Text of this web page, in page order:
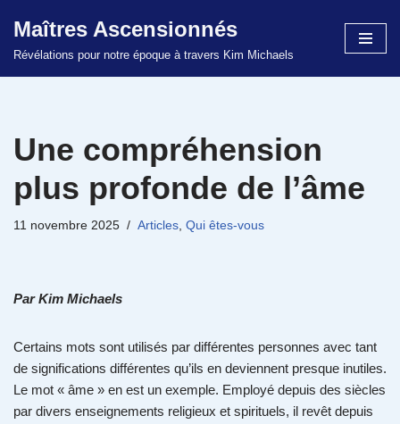
Aller
Maîtres Ascensionnés
Révélations pour notre époque à travers Kim Michaels
Une compréhension
plus profonde de l’âme
11 novembre 2025 Articles, Qui êtes-vous
Par Kim Michaels
Certains mots sont utilisés par différentes personnes avec tant
de significations différentes qu’ils en deviennent presque inutiles.
Le mot « âme » en est un exemple. Employé depuis des siècles
par divers enseignements religieux et spirituels, il revêt depuis